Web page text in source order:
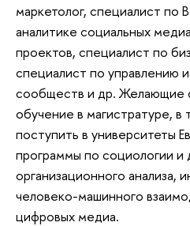
маркетолог, специалист по
аналитике социальных
проектов, специалист по
специалист по управлению
сообществ и др. Желающие
обучение в магистратуре,
поступить в университеты
программы по социологии и
организационного анализа,
человеко-машинного
цифровых медиа.